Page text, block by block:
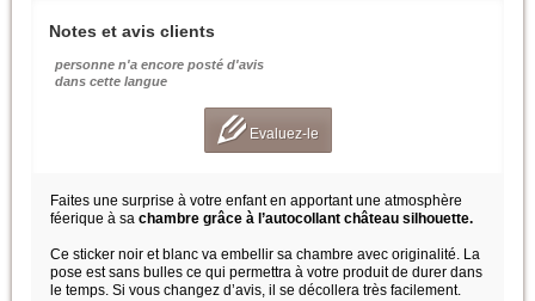
Notes et avis clients
personne n'a encore posté d'avis
dans cette langue
Evaluez-le
Faites une surprise à votre enfant en apportant une atmosphère
féerique à sa chambre grâce à l’autocollant château silhouette.
Ce sticker noir et blanc va embellir sa chambre avec originalité. La
pose est sans bulles ce qui permettra à votre produit de durer dans
le temps. Si vous changez d’avis, il se décollera très facilement.